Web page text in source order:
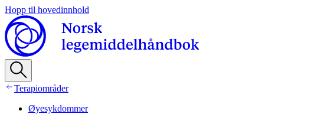
Hopp til hovedinnhold
Terapiområder
Øyesykdommer